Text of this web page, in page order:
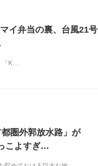
イ弁当の裏、台風21号
「K…
圏外郭放水路」が
こよすぎ…